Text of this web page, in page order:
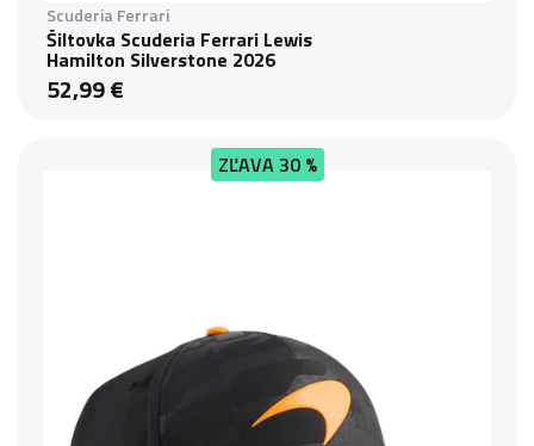
Scuderia Ferrari
Šiltovka Scuderia Ferrari Lewis
Hamilton Silverstone 2026
52,99 €
ZĽAVA30 %